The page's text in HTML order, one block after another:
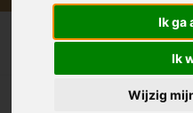
Ik ga
Ik
Wijzig
Bouwgrond
Kattelinnestraat 25A ,